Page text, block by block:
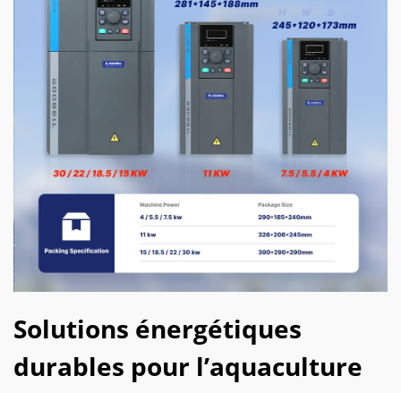
Solutions énergétiques
durables pour l’aquaculture